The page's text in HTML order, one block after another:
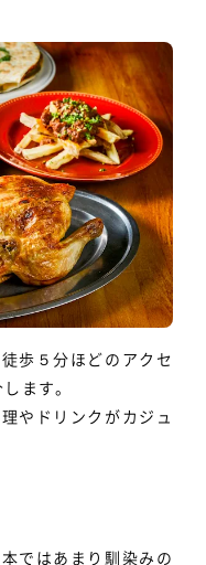
利用規約
歩５分ほどのアクセ
ます。
やドリンクがカジュ
ではあまり馴染みの